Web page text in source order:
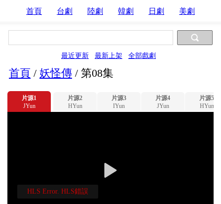
首頁 台劇 陸劇 韓劇 日劇 美劇
最近更新 最新上架 全部戲劇
首頁 / 妖怪傳 / 第08集
片源1
JYun
片源2
HYun
片源3
IYun
片源4
JYun
片源5
HYun
HLS Error. HLS錯誤